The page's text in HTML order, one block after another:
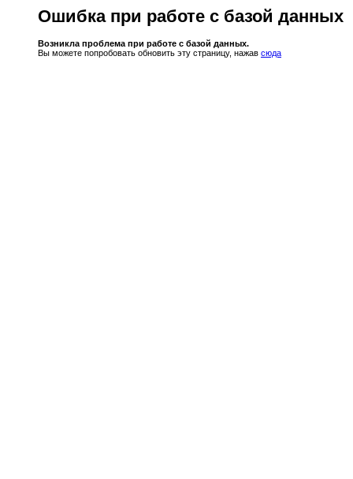
Ошибка при работе с базой данных
Возникла проблема при работе с базой данных.
Вы можете попробовать обновить эту страницу, нажав сюда